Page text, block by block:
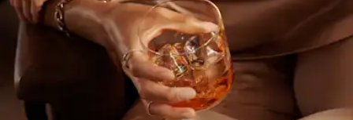
ausgleichende warme Komplexität hervorruft, welche den
Geschmack zum reichhaltigen, langen Finish trägt.